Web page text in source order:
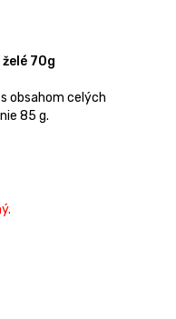
70g
obsahom celých
85 g.